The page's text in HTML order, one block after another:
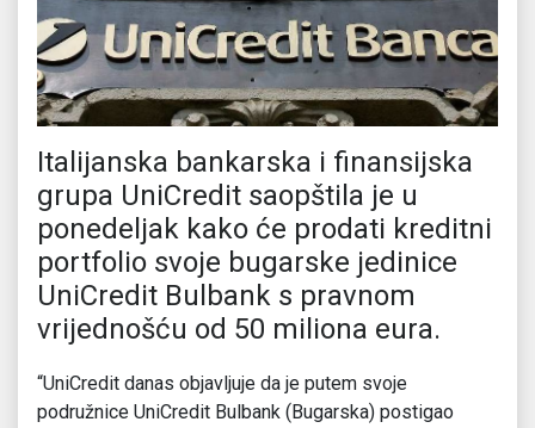
Italijanska bankarska i finansijska
grupa UniCredit saopštila je u
ponedeljak kako će prodati kreditni
portfolio svoje bugarske jedinice
UniCredit Bulbank s pravnom
vrijednošću od 50 miliona eura.
“UniCredit danas objavljuje da je putem svoje
podružnice UniCredit Bulbank (Bugarska) postigao